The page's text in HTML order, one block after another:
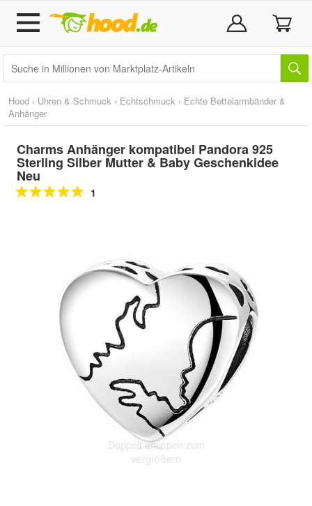
Hood › Uhren & Schmuck › Echtschmuck › Echte Bettelarmbänder &
Anhänger
Charms Anhänger kompatibel Pandora 925
Sterling Silber Mutter & Baby Geschenkidee
Neu
1
Doppelt antippen zum
vergrößern